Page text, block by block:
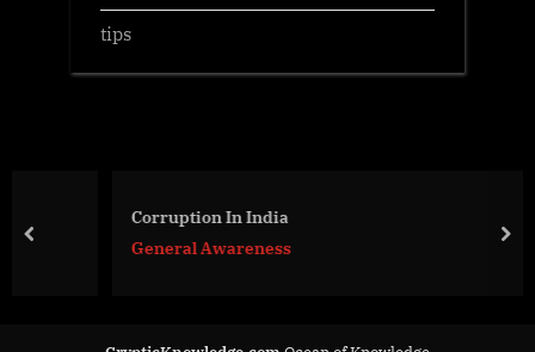
tips
Corruption In India
General Awareness
prev